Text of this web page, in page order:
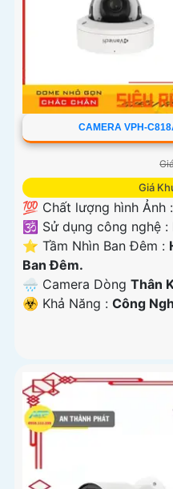
CAMERA VPH-
Giá
💯 Chất lượng hình Ảnh :
🕉️ Sử dụng công nghệ :
⭐ Tầm Nhìn Ban Đêm :
Ban Ðêm.
🌧️ Camera Dòng Thân
️☣️ Khả Năng : Công